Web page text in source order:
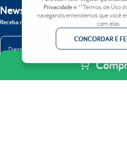
Privacidadee **Termos de Uso
navegando, entendemos que você
com elas.
CONCORDAR E
(1,58x1,98) e King (1,93x2,03).
Newsletter
Receba nossas novidades em primeira mão.
ENVIAR